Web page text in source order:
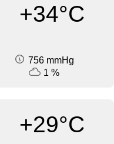
+34°C
756 mmHg
1 %
+29°C